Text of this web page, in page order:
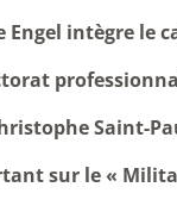
intègre le
Saint-
sur le «